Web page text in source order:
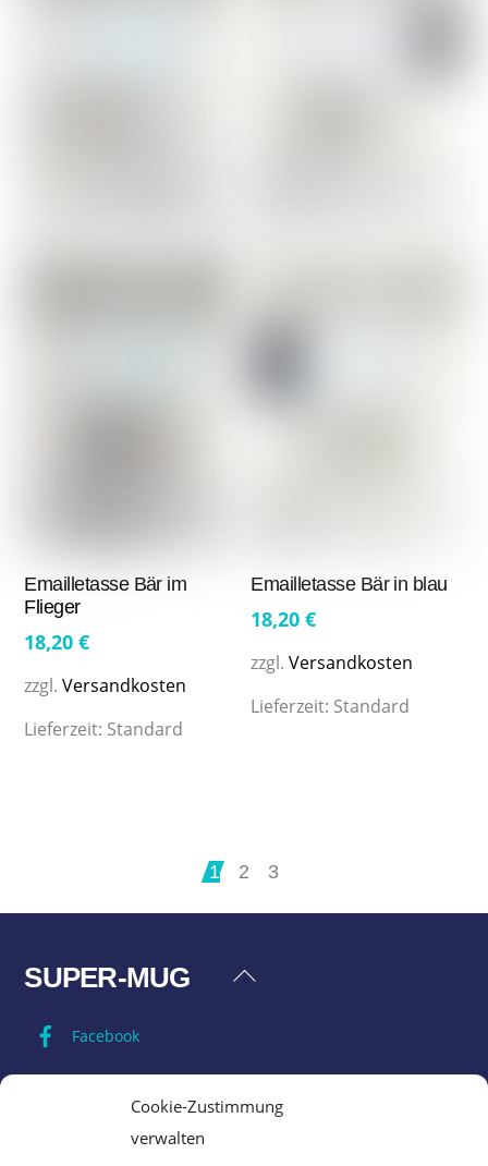
Cookie-Zustimmung
verwalten
Emailletasse Bär im
Flieger
18,20€
zzgl.Versandkosten
Lieferzeit: Standard
Emailletasse Bär in blau
18,20€
zzgl.Versandkosten
Lieferzeit: Standard
1 2 3
Back
SUPER-MUG
Facebook